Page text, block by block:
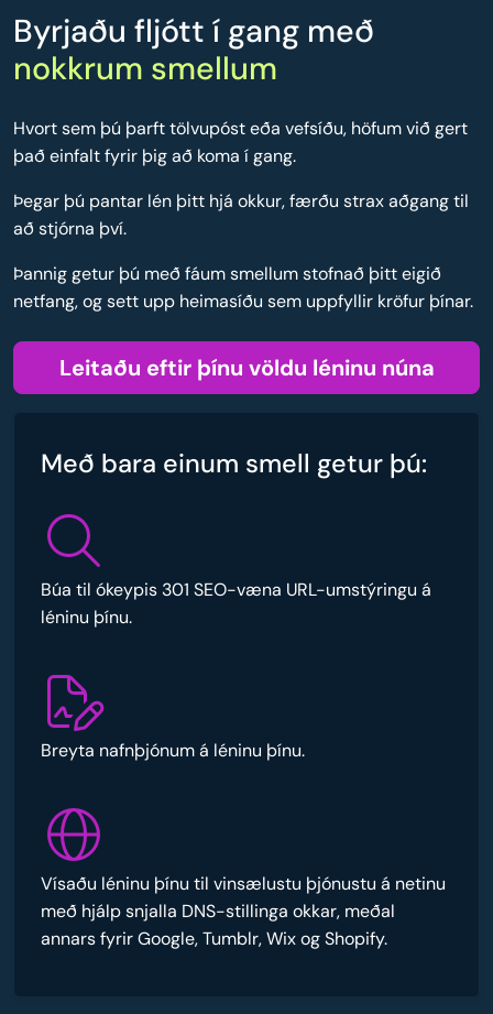
Byrjaðu fljótt í gang með
nokkrum smellum
Hvort sem þú þarft tölvupóst eða vefsíðu, höfum við gert
það einfalt fyrir þig að koma í gang.
Þegar þú pantar lén þitt hjá okkur, færðu strax aðgang til
að stjórna því.
Þannig getur þú með fáum smellum stofnað þitt eigið
netfang, og sett upp heimasíðu sem uppfyllir kröfur þínar.
Leitaðu eftir þínu völdu léninu núna
Með bara einum smell getur þú:
Búa til ókeypis 301 SEO-væna URL-umstýringu á
léninu þínu.
Breyta nafnþjónum á léninu þínu.
Vísaðu léninu þínu til vinsælustu þjónustu á netinu
með hjálp snjalla DNS-stillinga okkar, meðal
annars fyrir Google, Tumblr, Wix og Shopify.